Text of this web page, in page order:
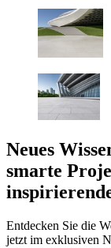
Neues
smarte
Entdecken Sie die
jetzt im exklusiven